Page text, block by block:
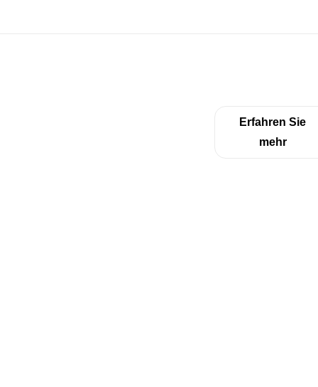
Erfahren Sie
mehr